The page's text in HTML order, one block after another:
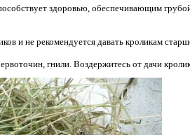
здоровью, обеспечивающим
и не рекомендуется давать кроликам
гнили. Воздержитесь от дачи